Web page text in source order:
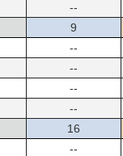
--
9
--
--
--
--
16
--